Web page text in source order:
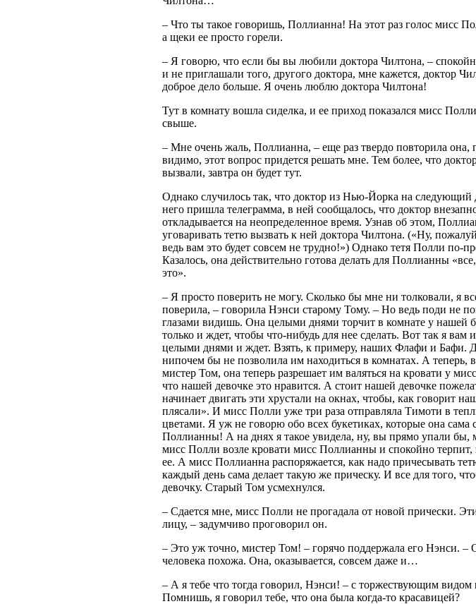
– Что ты такое говоришь, Поллианна! На этот раз голос мисс
а щеки ее просто горели.
– Я говорю, что если бы вы любили доктора Чилтона, –
и не приглашали того, другого доктора, мне кажется, доктор
доброе дело больше. Я очень люблю доктора Чилтона!
Тут в комнату вошла сиделка, и ее приход показался мисс
свыше.
– Мне очень жаль, Поллианна, – еще раз твердо повторила она,
видимо, этот вопрос придется решать мне. Тем более, что
вызвали, завтра он будет тут.
Однако случилось так, что доктор из Нью-Йорка на следующий
него пришла телеграмма, в ней сообщалось, что доктор
откладывается на неопределенное время. Узнав об этом,
уговаривать тетю вызвать к ней доктора Чилтона. («Ну,
ведь вам это будет совсем не трудно!») Однако тетя Полли по-
Казалось, она действительно готова делать для Поллианны
это».
– Я просто поверить не могу. Сколько бы мне ни толковали, я
поверила, – говорила Нэнси старому Тому. – Но ведь поди не
глазами видишь. Она целыми днями торчит в комнате у нашей
только и ждет, чтобы что-нибудь для нее сделать. Вот так я вам
целыми днями и ждет. Взять, к примеру, наших Флафи и Бафи.
нипочем бы не позволила им находиться в комнатах. А теперь,
мистер Том, она теперь разрешает им валяться на кровати у
что нашей девочке это нравится. А стоит нашей девочке
начинает двигать эти хрустали на окнах, чтобы, как говорит
плясали». И мисс Полли уже три раза отправляла Тимоти в
цветами. Я уж не говорю обо всех букетиках, которые она сама
Поллианны! А на днях я такое увидела, ну, вы прямо упали
мисс Полли возле кровати мисс Поллианны и спокойно терпит,
ее. А мисс Поллианна распоряжается, как надо причесывать
каждый день сама делает такую же прическу. И все для того,
девочку. Старый Том усмехнулся.
– Сдается мне, мисс Полли не прогадала от новой прически.
лицу, – задумчиво проговорил он.
– Это уж точно, мистер Том! – горячо поддержала его Нэнси. –
человека похожа. Она, оказывается, совсем даже и…
– А я тебе что тогда говорил, Нэнси! – с торжествующим
Помнишь, я говорил тебе, что она была когда-то красавицей?